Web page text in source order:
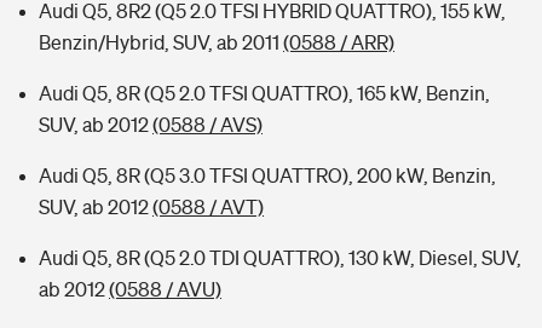
Audi Q5, 8R2 (Q5 2.0 TFSI HYBRID QUATTRO), 155 kW,
Benzin/Hybrid, SUV, ab 2011 (0588 / ARR)
Audi Q5, 8R (Q5 2.0 TFSI QUATTRO), 165 kW, Benzin,
SUV, ab 2012(0588 / AVS)
Audi Q5, 8R (Q5 3.0 TFSI QUATTRO), 200 kW, Benzin,
SUV, ab 2012(0588 / AVT)
Audi Q5, 8R (Q5 2.0 TDI QUATTRO), 130 kW, Diesel, SUV,
ab 2012(0588 / AVU)